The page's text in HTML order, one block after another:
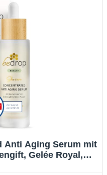
Anti Aging Serum mit
Gelée Royal,